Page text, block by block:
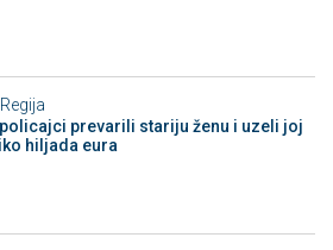
Regija
policajci prevarili stariju ženu i uzeli joj
hiljada eura